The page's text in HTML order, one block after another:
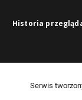
Historia
Serwis